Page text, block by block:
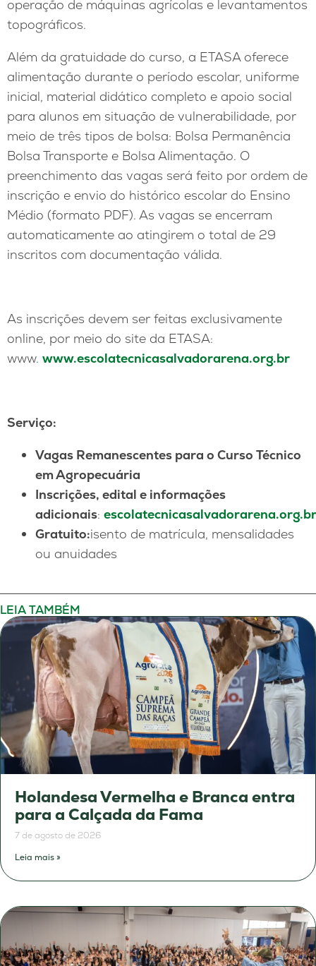
operação de máquinas agrícolas e levantamentos
topográficos.
Além da gratuidade do curso, a ETASA oferece
alimentação durante o período escolar, uniforme
inicial, material didático completo e apoio social
para alunos em situação de vulnerabilidade, por
meio de três tipos de bolsa: Bolsa Permanência
Bolsa Transporte e Bolsa Alimentação. O
preenchimento das vagas será feito por ordem de
inscrição e envio do histórico escolar do Ensino
Médio (formato PDF). As vagas se encerram
automaticamente ao atingirem o total de 29
inscritos com documentação válida.
As inscrições devem ser feitas exclusivamente
online, por meio do site da ETASA:
www. www.escolatecnicasalvadorarena.org.br
Serviço:
Vagas Remanescentes para o Curso Técnico
em Agropecuária
Inscrições, edital e informações
adicionais: escolatecnicasalvadorarena.org.br
Gratuito:isento de matrícula, mensalidades
ou anuidades
LEIA TAMBÉM
Holandesa Vermelha e Branca entra
para a Calçada da Fama
7 de agosto de 2026
Leia mais »